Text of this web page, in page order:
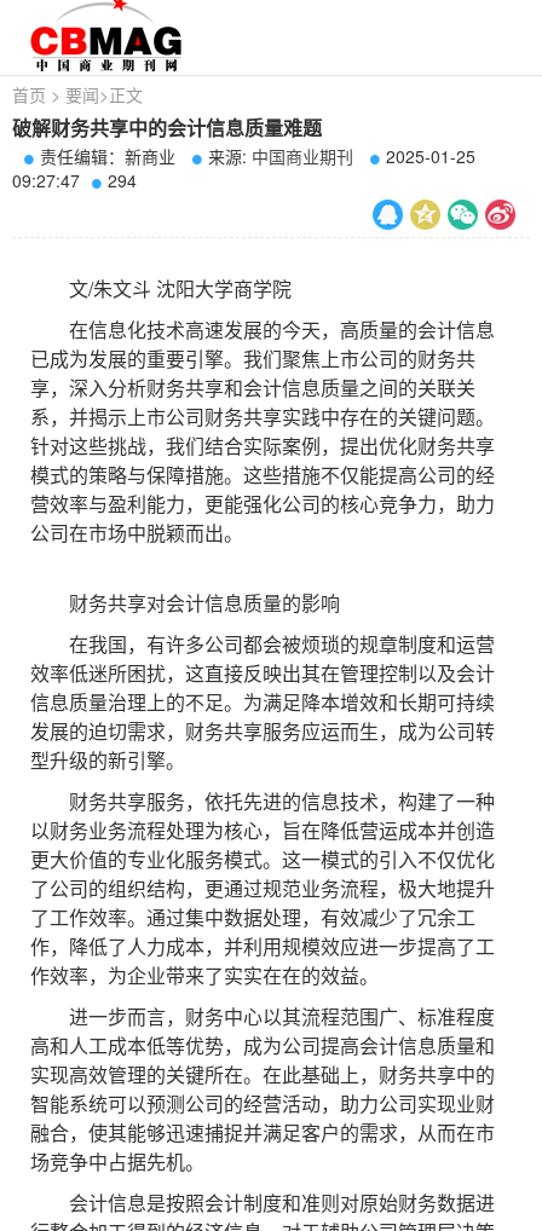
首页 > 要闻>正文
破解财务共享中的会计信息质量难题
责任编辑：新商业 来源: 中国商业期刊
2025-01-25
09:27:47
294
文/朱文斗 沈阳大学商学院
在信息化技术高速发展的今天，高质量的会计信息
已成为发展的重要引擎。我们聚焦上市公司的财务共
享，深入分析财务共享和会计信息质量之间的关联关
系，并揭示上市公司财务共享实践中存在的关键问题。
针对这些挑战，我们结合实际案例，提出优化财务共享
模式的策略与保障措施。这些措施不仅能提高公司的经
营效率与盈利能力，更能强化公司的核心竞争力，助力
公司在市场中脱颖而出。
财务共享对会计信息质量的影响
在我国，有许多公司都会被烦琐的规章制度和运营
效率低迷所困扰，这直接反映出其在管理控制以及会计
信息质量治理上的不足。为满足降本增效和长期可持续
发展的迫切需求，财务共享服务应运而生，成为公司转
型升级的新引擎。
财务共享服务，依托先进的信息技术，构建了一种
以财务业务流程处理为核心，旨在降低营运成本并创造
更大价值的专业化服务模式。这一模式的引入不仅优化
了公司的组织结构，更通过规范业务流程，极大地提升
了工作效率。通过集中数据处理，有效减少了冗余工
作，降低了人力成本，并利用规模效应进一步提高了工
作效率，为企业带来了实实在在的效益。
进一步而言，财务中心以其流程范围广、标准程度
高和人工成本低等优势，成为公司提高会计信息质量和
实现高效管理的关键所在。在此基础上，财务共享中的
智能系统可以预测公司的经营活动，助力公司实现业财
融合，使其能够迅速捕捉并满足客户的需求，从而在市
场竞争中占据先机。
会计信息是按照会计制度和准则对原始财务数据进